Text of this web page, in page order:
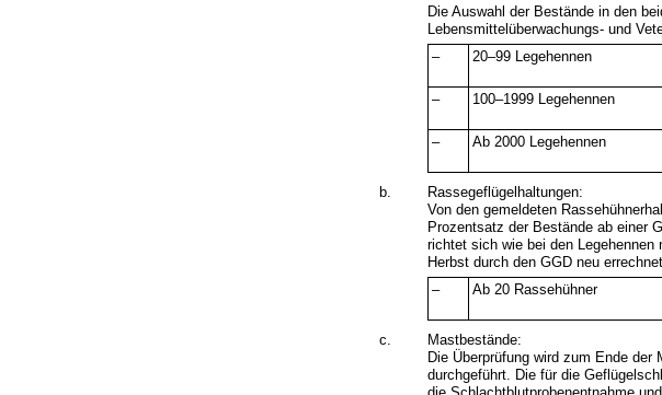
Die Auswahl der Bestände in den
Lebensmittelüberwachungs- und
–
20–99 Legehennen
–
100–1999 Legehennen
–
Ab 2000 Legehennen
b.
Rassegeflügelhaltungen:
Von den gemeldeten
Prozentsatz der Bestände ab einer
richtet sich wie bei den Legehennen
Herbst durch den GGD neu
–
Ab 20 Rassehühner
c.
Mastbestände:
Die Überprüfung wird zum Ende
durchgeführt. Die für die